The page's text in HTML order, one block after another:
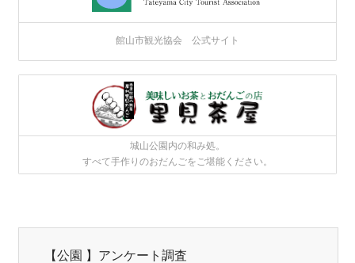
館山市観光協会 公式サイト
城山公園内の和み処。
すべて手作りのおだんごをご堪能ください。
【公園 】アンケート調査